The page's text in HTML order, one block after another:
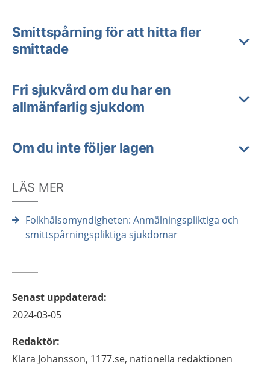
Smittspårning för att hitta fler
smittade
Fri sjukvård om du har en
allmänfarlig sjukdom
Om du inte följer lagen
LÄS MER
Folkhälsomyndigheten: Anmälningspliktiga och
smittspårningspliktiga sjukdomar
Senast uppdaterad:
2024-03-05
Redaktör:
Klara Johansson, 1177.se, nationella redaktionen